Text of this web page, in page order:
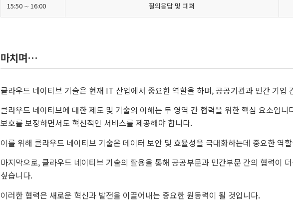
15:50 ∼ 16:00 질의응답 및 폐회
마치며…
클라우드 네이티브 기술은 현재 IT 산업에서 중요한 역할을 하며, 공공기관과 민간 기업
클라우드 네이티브에 대한 제도 및 기술의 이해는 두 영역 간 협력을 위한 핵심 요소입
보호를 보장하면서도 혁신적인 서비스를 제공해야 합니다.
이를 위해 클라우드 네이티브 기술은 데이터 보안 및 효율성을 극대화하는데 중요한 역
마지막으로, 클라우드 네이티브 기술의 활용을 통해 공공부문과 민간부문 간의 협력이
싶습니다.
이러한 협력은 새로운 혁신과 발전을 이끌어내는 중요한 원동력이 될 것입니다.